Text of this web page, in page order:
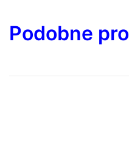
Podobne